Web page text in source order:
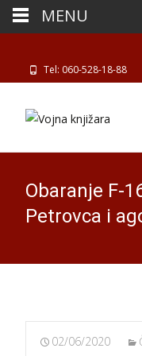
Tel: 060-528-18-88
Obaranje F-
Petrovca i
02/06/2020
MENU